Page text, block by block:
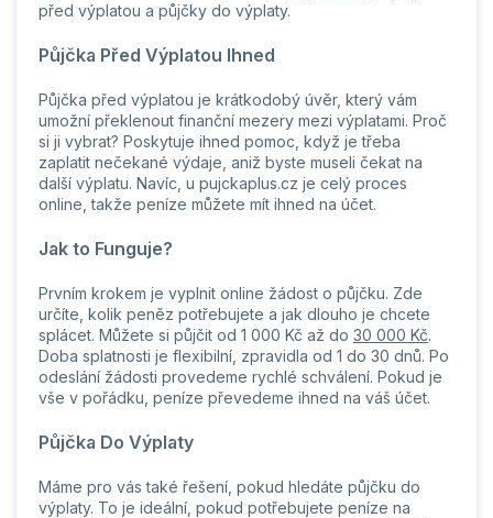
před výplatou a půjčky do výplaty.
Půjčka Před Výplatou Ihned
Půjčka před výplatou je krátkodobý úvěr, který vám
umožní překlenout finanční mezery mezi výplatami. Proč
si ji vybrat? Poskytuje ihned pomoc, když je třeba
zaplatit nečekané výdaje, aniž byste museli čekat na
další výplatu. Navíc, u pujckaplus.cz je celý proces
online, takže peníze můžete mít ihned na účet.
Jak to Funguje?
Prvním krokem je vyplnit online žádost o půjčku. Zde
určíte, kolik peněz potřebujete a jak dlouho je chcete
splácet. Můžete si půjčit od 1 000 Kč až do 30 000 Kč.
Doba splatnosti je flexibilní, zpravidla od 1 do 30 dnů. Po
odeslání žádosti provedeme rychlé schválení. Pokud je
vše v pořádku, peníze převedeme ihned na váš účet.
Půjčka Do Výplaty
Máme pro vás také řešení, pokud hledáte půjčku do
výplaty. To je ideální, pokud potřebujete peníze na